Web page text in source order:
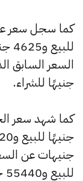
جنيهًا للشراء.
للبيع و55440 جنيهًا للشراء.